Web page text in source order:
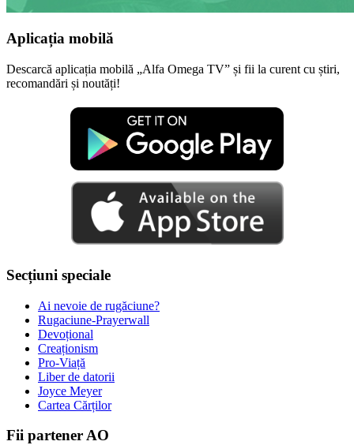
Aplicația mobilă
Descarcă aplicația mobilă „Alfa Omega TV” și fii la curent cu știri,
recomandări și noutăți!
Secțiuni speciale
Ai nevoie de rugăciune?
Rugaciune-Prayerwall
Devoțional
Creaționism
Pro-Viață
Liber de datorii
Joyce Meyer
Cartea Cărților
Fii partener AO